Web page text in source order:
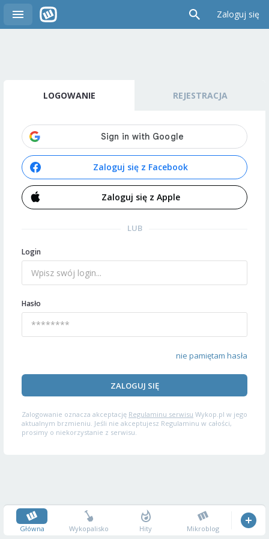
Zaloguj się
LOGOWANIE REJESTRACJA
Zaloguj się z Facebook
Zaloguj się z Apple
LUB
Login
Hasło
nie pamiętam hasła
ZALOGUJ SIĘ
Zalogowanie oznacza akceptację Regulaminu serwisu Wykop.pl w jego
aktualnym brzmieniu. Jeśli nie akceptujesz Regulaminu w całości,
prosimy o niekorzystanie z serwisu.
Główna Wykopalisko Hity Mikroblog